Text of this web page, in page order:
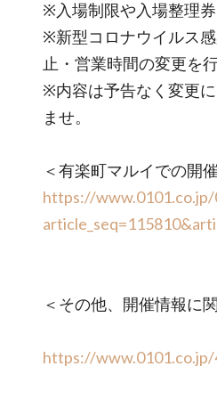
※入場制限や入場整理
※新型コロナウイルス
止・営業時間の変更を
※内容は予告なく変更
ませ。
＜有楽町マルイでの開
https://
＜その他、開催情報に
https://